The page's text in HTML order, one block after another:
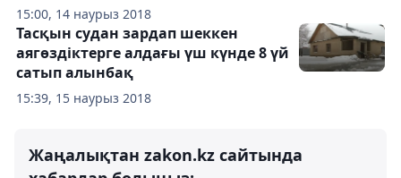
15:00, 14 наурыз 2018
15:39, 15 наурыз 2018
Тасқын судан зардап шеккен
аягөздіктерге алдағы үш күнде 8 үй
сатып алынбақ
Жаңалықтан zakon.kz сайтында